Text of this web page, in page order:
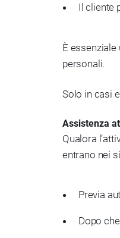
Il cliente
È
personali.
Solo in casi
Assistenza
Qualora
entrano nei
Previa
Dopo